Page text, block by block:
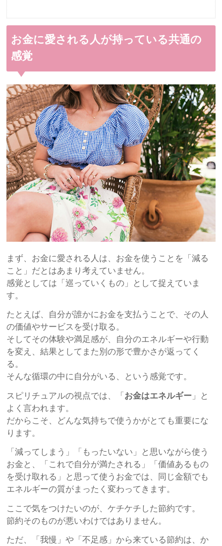
お金に愛される人が持っている共通の
感覚
まず、お金に愛される人は、お金を使うことを「減る
こと」だとはあまり考えていません。
感覚としては「巡っていくもの」として捉えていま
す。
たとえば、自分が誰かにお金を支払うことで、その人
の価値やサービスを受け取る。
そしてその体験や満足感が、自分のエネルギーや行動
を変え、結果としてまた別の形で豊かさが返ってく
る。
そんな循環の中に自分がいる、という感覚です。
スピリチュアルの視点では、「 お金はエネルギー 」と
よく言われます。
だからこそ、どんな気持ちで使うかがとても重要にな
ります。
「減ってしまう」「もったいない」と思いながら使う
お金と、「これで自分が満たされる」「価値あるもの
を受け取れる」と思って使うお金では、同じ金額でも
エネルギーの質がまったく変わってきます。
ここで気をつけたいのが、ケチケチした節約です。
節約そのものが悪いわけではありません。
ただ、「我慢」や「不足感」から来ている節約は、か